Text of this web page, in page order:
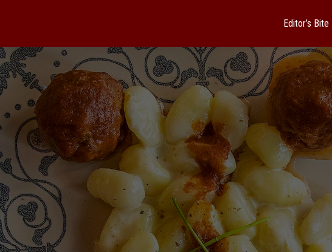
Editor’s Bite